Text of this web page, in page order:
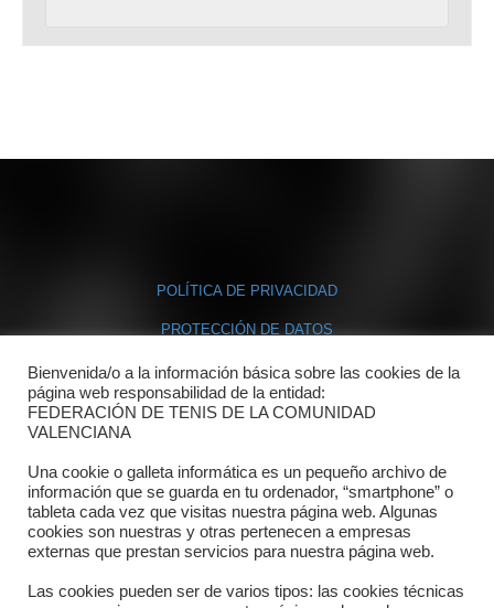
POLÍTICA DE PRIVACIDAD
PROTECCIÓN DE DATOS
POLÍTICA DE COOKIES
Dónde estamos
Directorio departamentos
Horario
Formulario de contacto
Bienvenida/o a la información básica sobre las cookies de la
página web responsabilidad de la entidad:
FEDERACIÓN DE TENIS DE LA COMUNIDAD
VALENCIANA
Una cookie o galleta informática es un pequeño archivo de
información que se guarda en tu ordenador, “smartphone” o
tableta cada vez que visitas nuestra página web. Algunas
cookies son nuestras y otras pertenecen a empresas
externas que prestan servicios para nuestra página web.
Las cookies pueden ser de varios tipos: las cookies técnicas